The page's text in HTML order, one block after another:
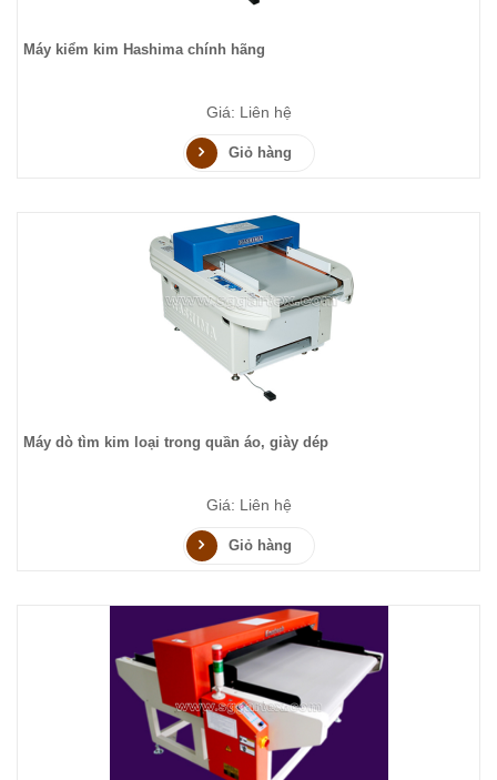
Máy kiểm kim Hashima chính hãng
Giá: Liên hệ
Giỏ hàng
Máy dò tìm kim loại trong quần áo, giày dép
Giá: Liên hệ
Giỏ hàng